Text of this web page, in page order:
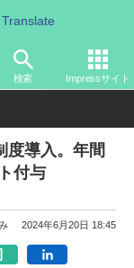
Translate
検索 Impressサイト
宿泊
度導入。年間
付与
2024年6月20日 18:45